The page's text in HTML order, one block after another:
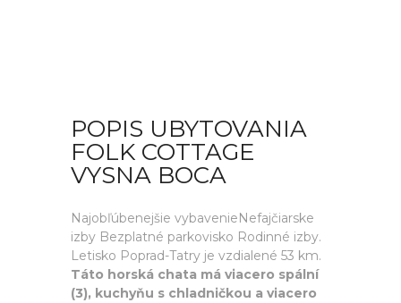
POPIS UBYTOVANIA
FOLK COTTAGE
VYSNA BOCA
Najobľúbenejšie vybavenieNefajčiarske
izby Bezplatné parkovisko Rodinné izby.
Letisko Poprad-Tatry je vzdialené 53 km.
Táto horská chata má viacero spální
(3), kuchyňu s chladničkou a viacero